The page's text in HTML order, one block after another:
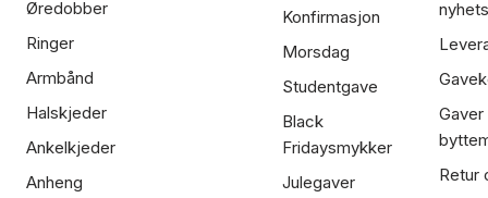
Øredobber
Ringer
Armbånd
Halskjeder
Ankelkjeder
Anheng
Konfirmasjon
Morsdag
Studentgave
Black
Fridaysmykker
Julegaver
Retur